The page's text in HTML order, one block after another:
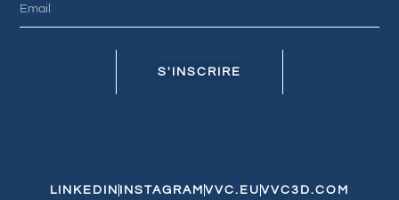
S'INSCRIRE
LINKEDIN INSTAGRAM VVC.EU VVC3D.COM